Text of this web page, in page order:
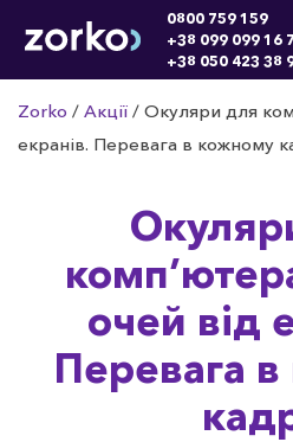
0800 759 159
+38 099 099 16
+38 050 423 38
Zorko / Акції / Окуляри для
екранів. Перевага в кожному
очей від
Перевага